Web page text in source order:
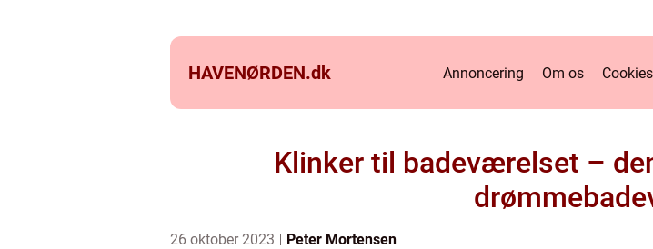
HAVENØRDEN.dk Annoncering Om os Cookies
Klinker til badeværelset –
26 oktober 2023 Peter Mortensen